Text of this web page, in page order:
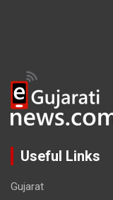
Useful Links
Gujarat